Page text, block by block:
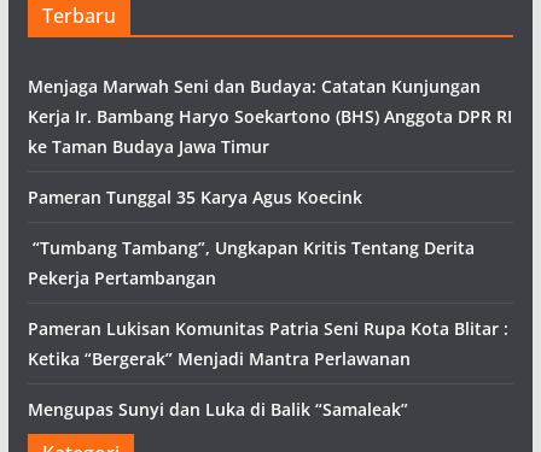
Terbaru
Menjaga Marwah Seni dan Budaya: Catatan Kunjungan
Kerja Ir. Bambang Haryo Soekartono (BHS) Anggota DPR RI
ke Taman Budaya Jawa Timur
Pameran Tunggal 35 Karya Agus Koecink
“Tumbang Tambang”, Ungkapan Kritis Tentang Derita
Pekerja Pertambangan
Pameran Lukisan Komunitas Patria Seni Rupa Kota Blitar :
Ketika “Bergerak” Menjadi Mantra Perlawanan
Mengupas Sunyi dan Luka di Balik “Samaleak”